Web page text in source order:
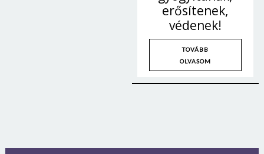
erősítenek,
védenek!
TOVÁBB
OLVASOM